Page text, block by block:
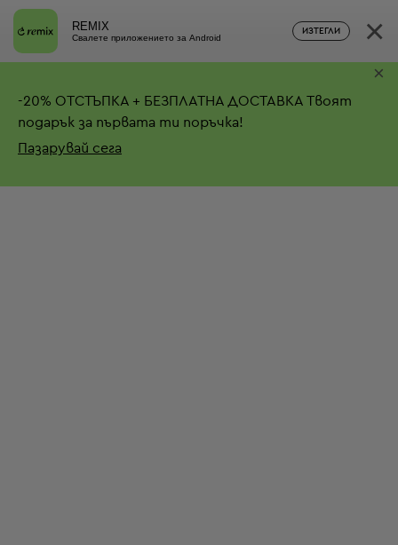
REMIX
Свалете приложението за Android
ИЗТЕГЛИ ×
-20% ОТСТЪПКА + БЕЗПЛАТНА ДОСТАВКА Твоят
подарък за първата ти поръчка!
Пазарувай сега
×